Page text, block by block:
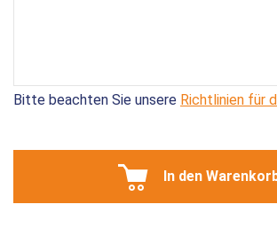
Bitte beachten Sie unsere Richtlinien für
In den